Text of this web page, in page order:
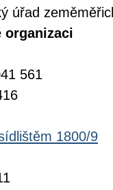
úřad
organizaci
561
1800/9